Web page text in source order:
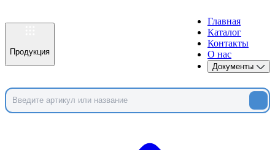
Продукция
Главная
Каталог
Контакты
О нас
Документы